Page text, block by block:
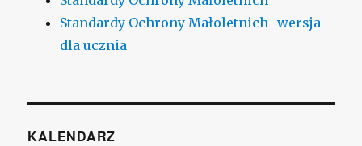
Standardy Ochrony Małoletnich- wersja
dla ucznia
KALENDARZ